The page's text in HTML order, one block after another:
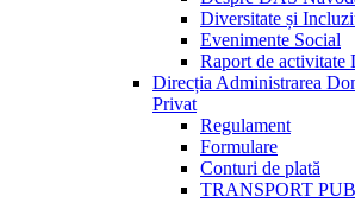
Diversitate și
Evenimente Social
Raport de activitate
Direcția Administrarea
Privat
Regulament
Formulare
Conturi de plată
TRANSPORT